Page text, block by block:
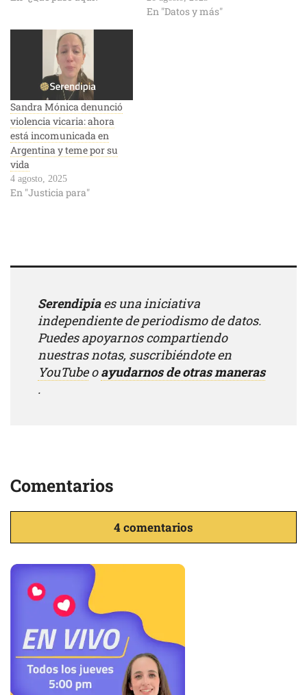
En "Datos y más"
Sandra Mónica denunció
violencia vicaria: ahora
está incomunicada en
Argentina y teme por su
vida
4 agosto, 2025
En "Justicia para"
Serendipiaes una iniciativa
independiente de periodismo de datos.
Puedes apoyarnos compartiendo
nuestras notas, suscribiéndote en
YouTubeoayudarnos de otras maneras
.
Comentarios
4 comentarios